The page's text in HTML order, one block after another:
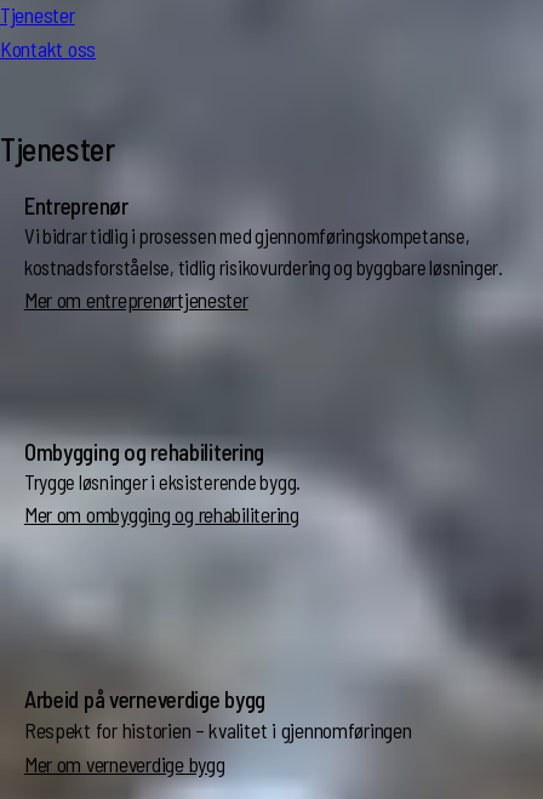
Tjenester
Kontakt oss
Tjenester
Entreprenør
Vi bidrar tidlig i prosessen med gjennomføringskompetanse,
kostnadsforståelse, tidlig risikovurdering og byggbare løsninger.
Mer om entreprenørtjenester
Ombygging og rehabilitering
Trygge løsninger i eksisterende bygg.
Mer om ombygging og rehabilitering
Arbeid på verneverdige bygg
Respekt for historien – kvalitet i gjennomføringen
Mer om verneverdige bygg